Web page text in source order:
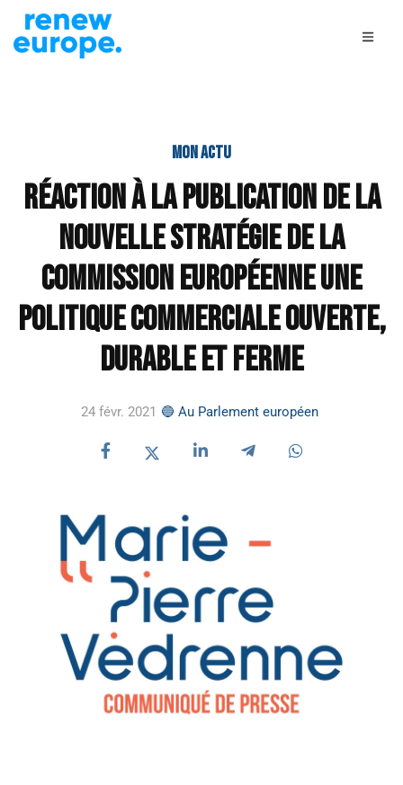
MON ACTU
Réaction à la publication de la
nouvelle stratégie de la
Commission européenne Une
politique commerciale ouverte,
durable et ferme
24 févr. 2021 🔵 Au Parlement européen